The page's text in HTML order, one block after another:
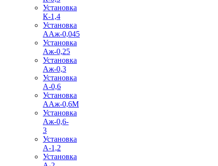
Установка
К-1,4
Установка
ААж-0,045
Установка
Аж-0,25
Установка
Аж-0,3
Установка
А-0,6
Установка
ААж-0,6М
Установка
Аж-0,6-
3
Установка
А-1,2
Установка